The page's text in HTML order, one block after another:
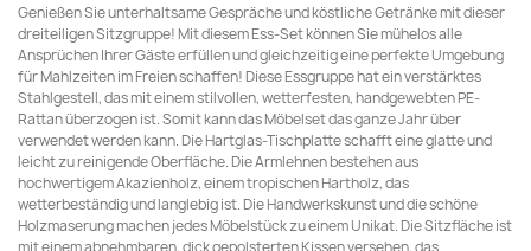
Genießen Sie unterhaltsame Gespräche und köstliche Getränke mit dieser
dreiteiligen Sitzgruppe! Mit diesem Ess-Set können Sie mühelos alle
Ansprüchen Ihrer Gäste erfüllen und gleichzeitig eine perfekte Umgebung
für Mahlzeiten im Freien schaffen! Diese Essgruppe hat ein verstärktes
Stahlgestell, das mit einem stilvollen, wetterfesten, handgewebten PE-
Rattan überzogen ist. Somit kann das Möbelset das ganze Jahr über
verwendet werden kann. Die Hartglas-Tischplatte schafft eine glatte und
leicht zu reinigende Oberfläche. Die Armlehnen bestehen aus
hochwertigem Akazienholz, einem tropischen Hartholz, das
wetterbeständig und langlebig ist. Die Handwerkskunst und die schöne
Holzmaserung machen jedes Möbelstück zu einem Unikat. Die Sitzfläche ist
mit einem abnehmbaren, dick gepolsterten Kissen versehen, das